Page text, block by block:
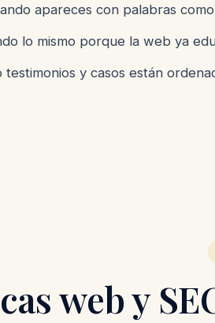
apareces con palabras
lo mismo porque la web ya
y casos están
web y